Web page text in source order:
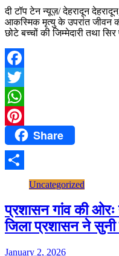
दी टॉप टेन न्यूज़/ देहरादून
आकस्मिक मृत्यु के उपरांत जीवन
छोटे बच्चों की जिम्मेदारी तथा
Facebook
Twitter
WhatsApp
PinterestShare
Uncategorized
प्रशासन गांव की ओरः
जिला प्रशासन ने सुनी
January 2, 2026